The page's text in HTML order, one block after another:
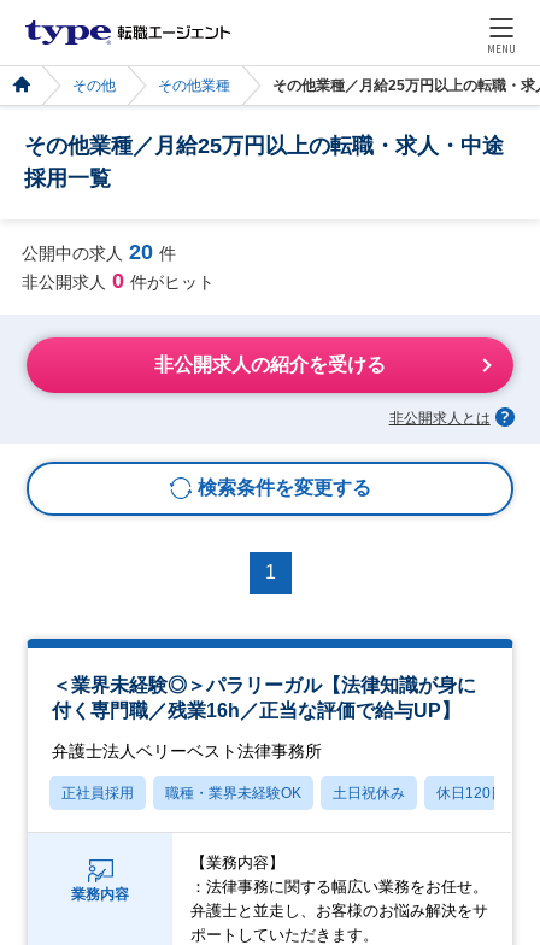
MENU
その他 その他業種 その他業種／月給25万円以上の転職・求
その他業種／月給25万円以上の転職・求人・中途
採用一覧
公開中の求人 20 件
非公開求人 0 件がヒット
非公開求人の紹介を受ける
非公開求人とは
検索条件を変更する
1
＜業界未経験◎＞パラリーガル【法律知識が身に
付く専門職／残業16h／正当な評価で給与UP】
弁護士法人ベリーベスト法律事務所
正社員採用 職種・業界未経験OK 土日祝休み 休日120日以上
業務内容
【業務内容】
：法律事務に関する幅広い業務をお任せ。
弁護士と並走し、お客様のお悩み解決をサ
ポートしていただきます。